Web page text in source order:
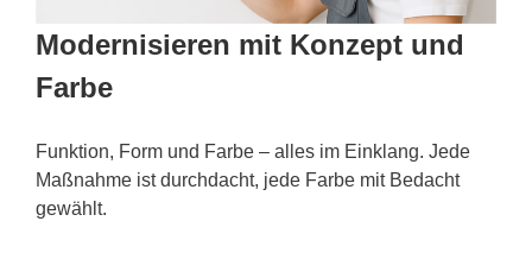
Modernisieren mit Konzept und
Farbe
Funktion, Form und Farbe – alles im Einklang. Jede
Maßnahme ist durchdacht, jede Farbe mit Bedacht
gewählt.